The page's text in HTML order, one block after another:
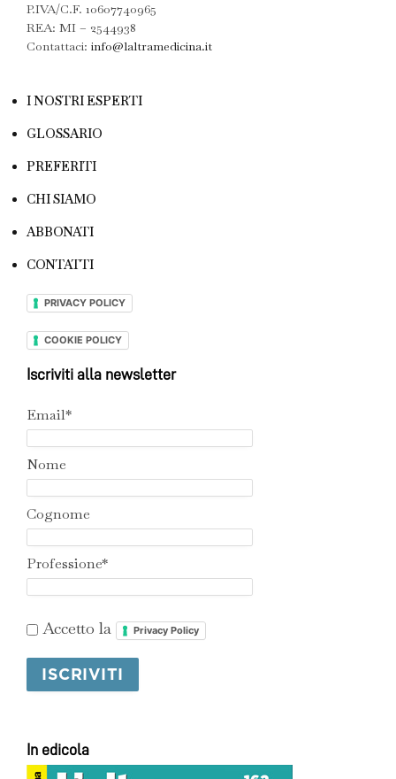
P.IVA/C.F. 10607740965
REA: MI – 2544938
Contattaci: info@laltramedicina.it
I NOSTRI ESPERTI
GLOSSARIO
PREFERITI
CHI SIAMO
ABBONATI
CONTATTI
PRIVACY POLICY
COOKIE POLICY
Iscriviti alla newsletter
Email*
Nome
Cognome
Professione*
Accetto la Privacy Policy
In edicola